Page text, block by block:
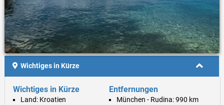
Wichtiges in Kürze
Wichtiges in Kürze
Land: Kroatien
Entfernungen
München - Rudina: 990 km